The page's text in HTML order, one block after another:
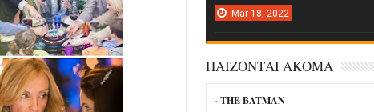
Mar 18, 2022
ΠΑΙΖΟΝΤΑΙ ΑΚΟΜΑ
- THE BATMAN